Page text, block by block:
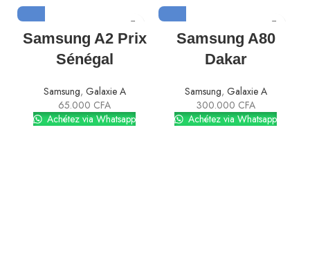
Samsung A2 Prix
Sénégal
Samsung, Galaxie A
65.000 CFA
Achétez via Whatsapp
Samsung A80
Dakar
Samsung, Galaxie A
300.000 CFA
Achétez via Whatsapp